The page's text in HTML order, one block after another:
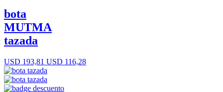
bota
MUTMA
tazada
USD 193,81 USD 116,28